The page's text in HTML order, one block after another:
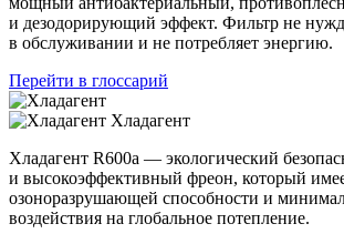
и дезодорирующий эффект. Фильтр не
в обслуживании и не потребляет энергию.
Перейти в глоссарий
Хладагент
Хладагент R600a — экологический
и высокоэффективный фреон, который
озоноразрушающей способности и
воздействия на глобальное потепление.